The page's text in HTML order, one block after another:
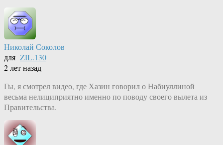
Николай Соколов
для ZIL.130
2 лет назад
Гы, я смотрел видео, где Хазин говорил о Набиуллиной
весьма нелициприятно именно по поводу своего вылета из
Правительства.